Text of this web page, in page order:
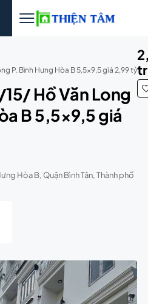
P. Bình Hưng Hòa B 5,5×9,5 giá 2,99 tỷ
Hồ Văn Long
B 5,5×9,5 giá
Hòa B, Quận Bình Tân, Thành phố